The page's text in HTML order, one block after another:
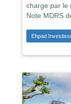
charge par le
Note MDRS
Ehpad